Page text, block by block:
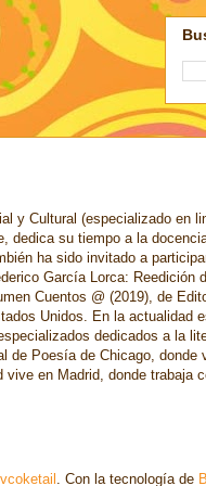
y Cultural (especializado en
dedica su tiempo a la
ha sido invitado a
García Lorca: Reedición
Cuentos @ (2019), de
Unidos. En la actualidad
dedicados a la
Poesía de Chicago,
en Madrid, donde trabaja
. Con la tecnología de